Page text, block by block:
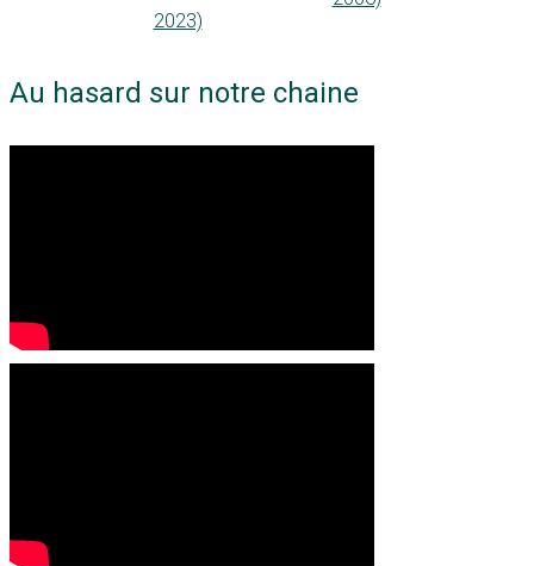
2023)
Au hasard sur notre chaine